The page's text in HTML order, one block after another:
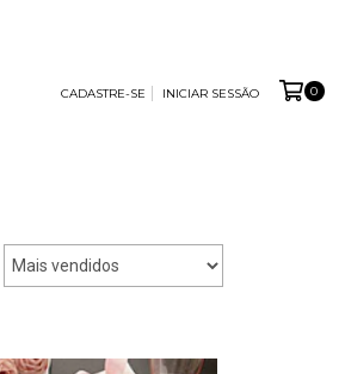
CADASTRE-SE INICIAR SESSÃO 0